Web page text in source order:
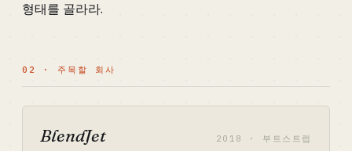
형태를 골라라.
02 · 주목할 회사
BlendJet 2018 · 부트스트랩